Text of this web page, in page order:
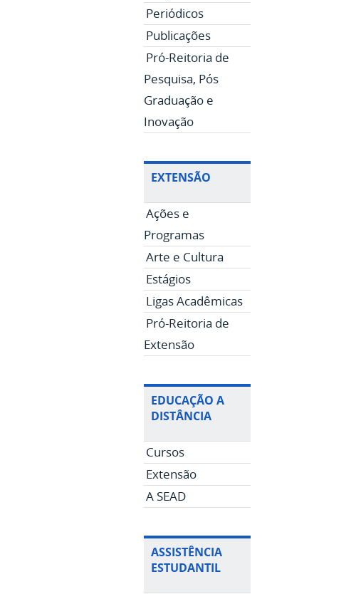
Periódicos
Publicações
Pró-Reitoria de
Pesquisa, Pós
Graduação e
Inovação
EXTENSÃO
Ações e
Programas
Arte e Cultura
Estágios
Ligas Acadêmicas
Pró-Reitoria de
Extensão
EDUCAÇÃO A
DISTÂNCIA
Cursos
Extensão
A SEAD
ASSISTÊNCIA
ESTUDANTIL